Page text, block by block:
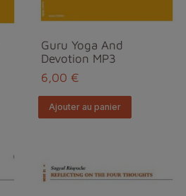
Guru Yoga And
Devotion MP3
6,00 €
Ajouter au panier